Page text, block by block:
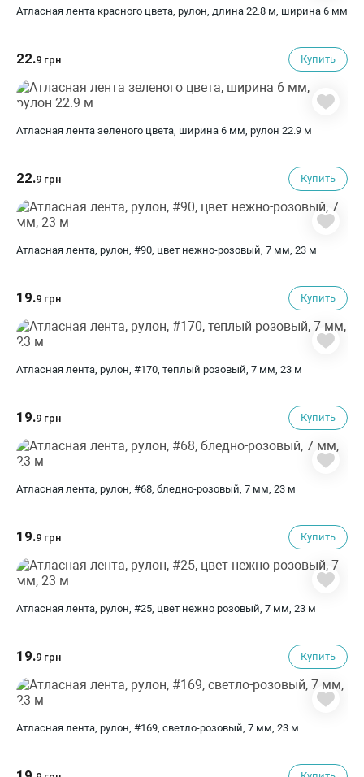
Атласная лента красного цвета, рулон, длина 22.8 м, ширина 6 мм
22.9 грн Купить
Атласная лента зеленого цвета, ширина 6 мм, рулон 22.9 м
22.9 грн Купить
Атласная лента, рулон, #90, цвет нежно-розовый, 7 мм, 23 м
19.9 грн Купить
Атласная лента, рулон, #170, теплый розовый, 7 мм, 23 м
19.9 грн Купить
Атласная лента, рулон, #68, бледно-розовый, 7 мм, 23 м
19.9 грн Купить
Атласная лента, рулон, #25, цвет нежно розовый, 7 мм, 23 м
19.9 грн Купить
Атласная лента, рулон, #169, светло-розовый, 7 мм, 23 м